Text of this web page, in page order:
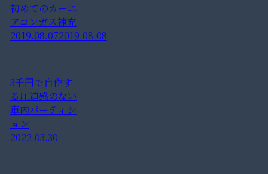
初めてのカーエ
アコンガス補充
2019.08.072019.08.08
3千円で自作す
る圧迫感のない
車内パーティシ
ョン
2022.03.30